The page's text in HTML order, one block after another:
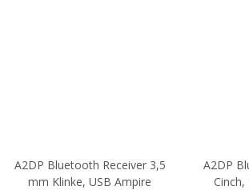
A2DP Bluetooth Receiver 3,5
mm Klinke, USB Ampire
A2DP
Cinch,